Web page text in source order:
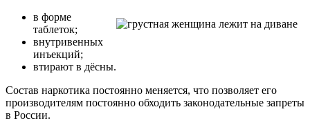
в форме
таблеток;
внутривенных
инъекций;
втирают в дёсны.
Состав наркотика постоянно меняется, что позволяет его
производителям постоянно обходить законодательные запреты
в России.